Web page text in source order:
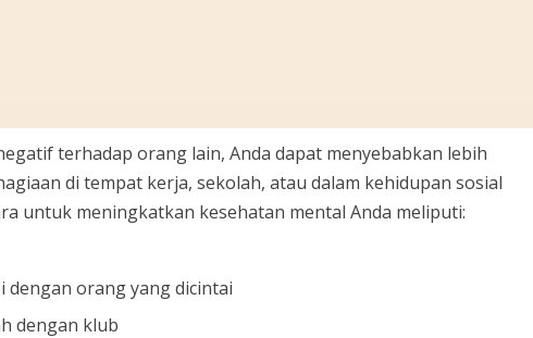
terhadap orang lain, Anda dapat menyebabkan lebih
di tempat kerja, sekolah, atau dalam kehidupan sosial
untuk meningkatkan kesehatan mental Anda meliputi:
dengan orang yang dicintai
dengan klub